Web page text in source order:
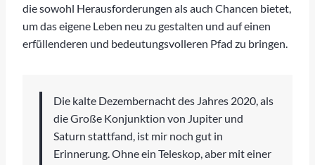
die sowohl Herausforderungen als auch Chancen bietet,
um das eigene Leben neu zu gestalten und auf einen
erfüllenderen und bedeutungsvolleren Pfad zu bringen.
Die kalte Dezembernacht des Jahres 2020, als
die Große Konjunktion von Jupiter und
Saturn stattfand, ist mir noch gut in
Erinnerung. Ohne ein Teleskop, aber mit einer